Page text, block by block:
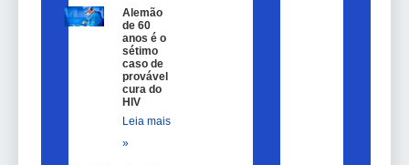
Alemão
de 60
anos é o
sétimo
caso de
provável
cura do
HIV
Leia mais
»